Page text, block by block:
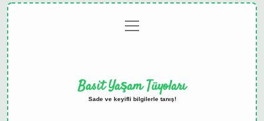
menüyü
aç
Basit Yaşam Tüyoları
Sade ve keyifli bilgilerle tanış!